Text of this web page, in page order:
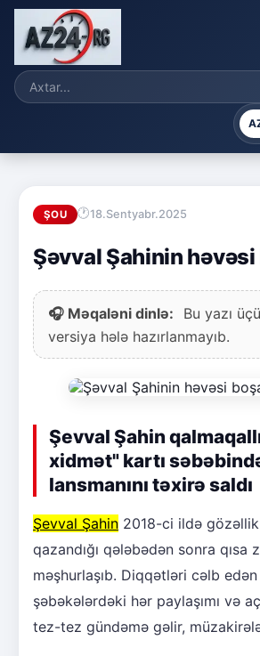
ŞOU 18.Sentyabr.2025
Şəvval Şahinin həvəsi
🎧 Məqaləni dinlə:
Bu yazı
versiya hələ hazırlanmayıb.
Şevval Şahin
xidmət" kartı
lansmanını təxirə saldı
Şevval Şahin 2018-ci ildə gözəllik
qazandığı qələbədən sonra qısa
məşhurlaşıb. Diqqətləri cəlb edən
şəbəkələrdəki hər paylaşımı və
tez-tez gündəmə gəlir,